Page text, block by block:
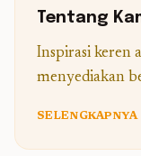
Tentang
Inspirasi keren
menyediakan